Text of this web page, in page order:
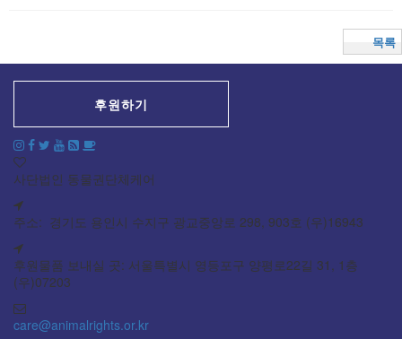
목록
후원하기
사단법인 동물권단체케어
주소: 경기도 용인시 수지구 광교중앙로 298, 903호 (우)16943
후원물품 보내실 곳: 서울특별시 영등포구 양평로22길 31, 1층
(우)07203
care@animalrights.or.kr